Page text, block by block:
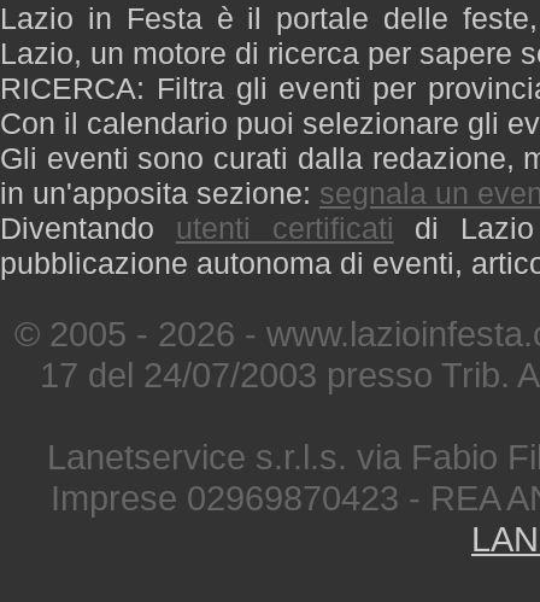
Lazio in Festa è il portale delle
Lazio, un motore di ricerca per sapere
RICERCA: Filtra gli eventi per
Con il calendario puoi selezionare gli
Gli eventi sono curati dalla redazione,
in un'apposita sezione: segnala un
Diventando utenti certificati di
pubblicazione autonoma di eventi,
© 2005 - 2026 -
17 del 24/07/2003 presso Trib.
Lanetservice s.r.l.s. via Fabio
Imprese 02969870423 - REA